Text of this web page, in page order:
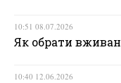
10:51 08.07.2026
Як обрати
10:40 12.06.2026